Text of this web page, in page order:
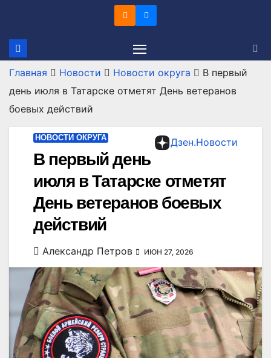
содержимому
Главная Новости Новости округа
В первый
день июля в Татарске отметят День ветеранов
боевых действий
Дзен.Новости
НОВОСТИ ОКРУГА
В первый день
июля в Татарске отметят
День ветеранов боевых
действий
Александр Петров ИЮН 27, 2026